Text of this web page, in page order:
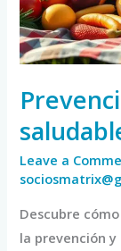
Leave a
Descubre
la prevención
para
ti